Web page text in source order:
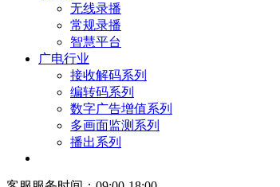
无线录播
常规录播
智慧平台
广电行业
接收解码系列
编转码系列
数字广告增值系列
多画面监测系列
播出系列